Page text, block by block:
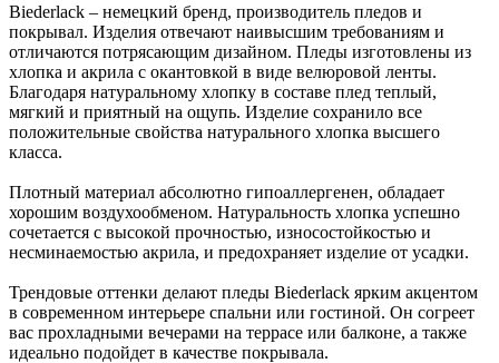
Biederlack – немецкий бренд, производитель пледов и
покрывал. Изделия отвечают наивысшим требованиям и
отличаются потрясающим дизайном. Пледы изготовлены из
хлопка и акрила с окантовкой в виде велюровой ленты.
Благодаря натуральному хлопку в составе плед теплый,
мягкий и приятный на ощупь. Изделие сохранило все
положительные свойства натурального хлопка высшего
класса.
Плотный материал абсолютно гипоаллергенен, обладает
хорошим воздухообменом. Натуральность хлопка успешно
сочетается с высокой прочностью, износостойкостью и
несминаемостью акрила, и предохраняет изделие от усадки.
Трендовые оттенки делают пледы Biederlack ярким акцентом
в современном интерьере спальни или гостиной. Он согреет
вас прохладными вечерами на террасе или балконе, а также
идеально подойдет в качестве покрывала.